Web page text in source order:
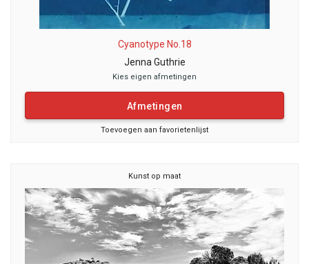
Cyanotype No.18
Jenna Guthrie
Kies eigen afmetingen
Afmetingen
Toevoegen aan favorietenlijst
Kunst op maat